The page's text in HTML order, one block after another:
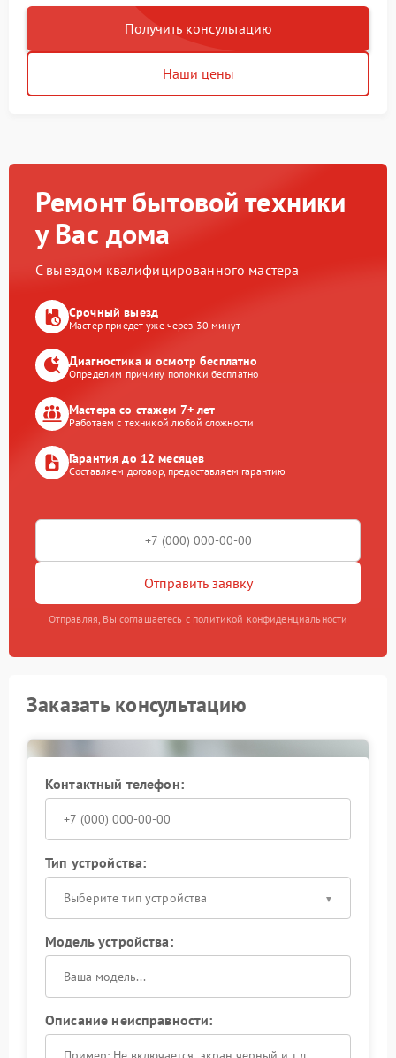
Получить консультацию
Наши цены
Ремонт бытовой техники
у Вас дома
С выездом квалифицированного мастера
Срочный выезд
Мастер приедет уже через 30 минут
Диагностика и осмотр бесплатно
Определим причину поломки бесплатно
Мастера со стажем 7+ лет
Работаем с техникой любой сложности
Гарантия до 12 месяцев
Составляем договор, предоставляем гарантию
Отправить заявку
Отправляя, Вы соглашаетесь с политикой конфиденциальности
Заказать консультацию
Контактный телефон:
Тип устройства:
Выберите тип устройства
Модель устройства:
Описание неисправности: